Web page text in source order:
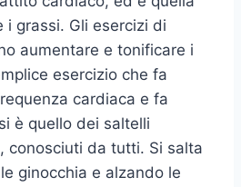
i grassi. Gli esercizi di
aumentare e tonificare i
esercizio che fa
cardiaca e fa
è quello dei saltelli
conosciuti da tutti. Si salta
ginocchia e alzando le